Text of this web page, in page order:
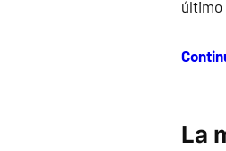
último
La